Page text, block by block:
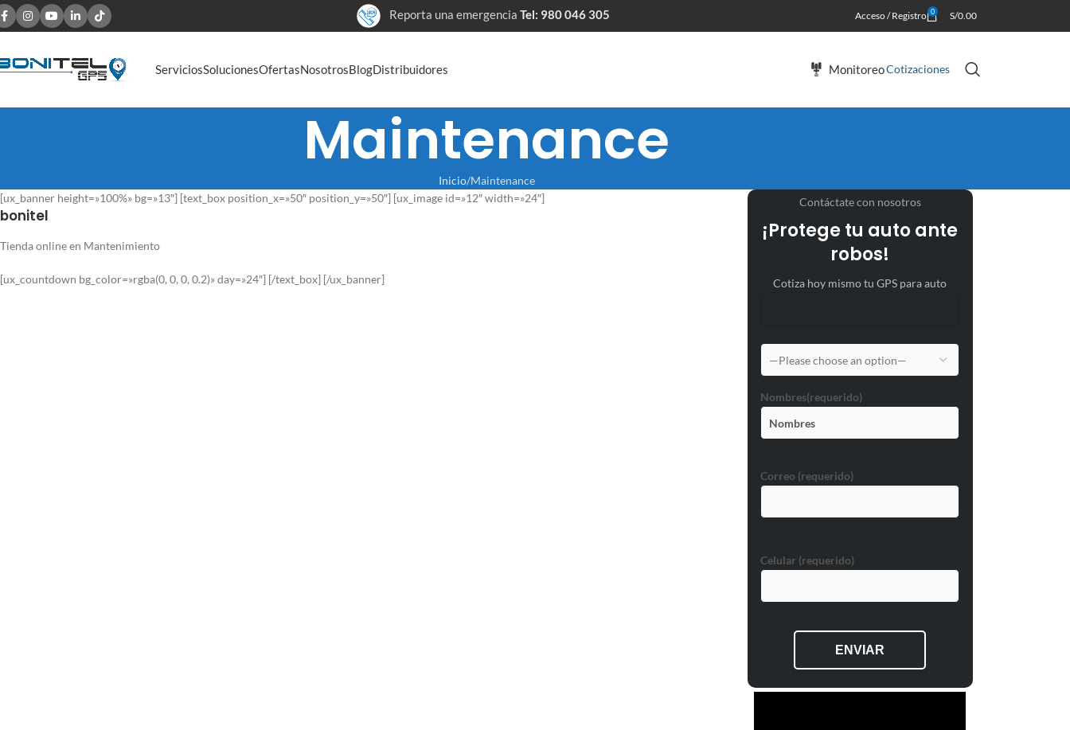
Reporta una emergencia Tel: 980 046 305 Acceso / Registro 0 S/0.00
ServiciosSolucionesOfertasNosotrosBlogDistribuidores MonitoreoCotizaciones
Maintenance
Inicio Maintenance
[ux_banner height=»100%» bg=»13″] [text_box position_x=»50″ position_y=»50″] [ux_image id=»12″ width=»24″]
bonitel
Tienda online en Mantenimiento
[ux_countdown bg_color=»rgba(0, 0, 0, 0.2)» day=»24″] [/text_box] [/ux_banner]
Contáctate con nosotros
¡Protege tu auto ante
robos!
Cotiza hoy mismo tu GPS para auto
Nombres(requerido)
Correo (requerido)
Celular (requerido)